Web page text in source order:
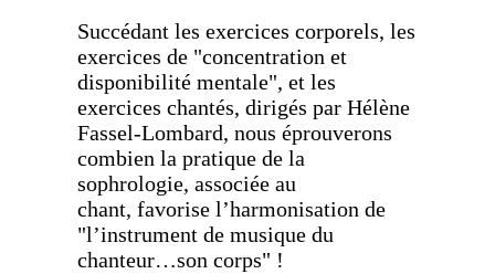
Succédant les exercices corporels, les
exercices de "concentration et
disponibilité mentale", et les
exercices chantés, dirigés par Hélène
Fassel-Lombard, nous éprouverons
combien la pratique de la
sophrologie, associée au
chant, favorise l’harmonisation de
"l’instrument de musique du
chanteur…son corps" !